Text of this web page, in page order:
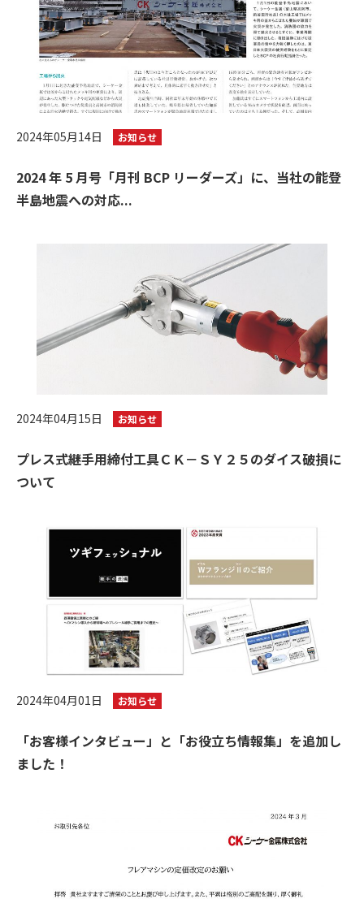
2024年05月14日 お知らせ
2024 年 5 月号「月刊 BCP リーダーズ」に、当社の能登
半島地震への対応...
2024年04月15日 お知らせ
プレス式継手用締付工具ＣＫ－ＳＹ２５のダイス破損に
ついて
2024年04月01日 お知らせ
「お客様インタビュー」と「お役立ち情報集」を追加し
ました！